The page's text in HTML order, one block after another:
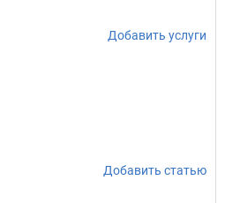
Добавить услуги
Добавить статью